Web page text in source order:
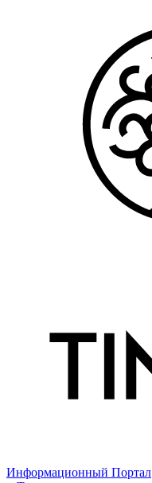
Информационный Портал